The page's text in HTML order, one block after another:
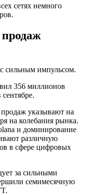
сетях немного
сильным импульсом.
356 миллионов
указывают на
на колебания рынка.
и доминирование
различную
в сфере цифровых
за сильными
семимесячную